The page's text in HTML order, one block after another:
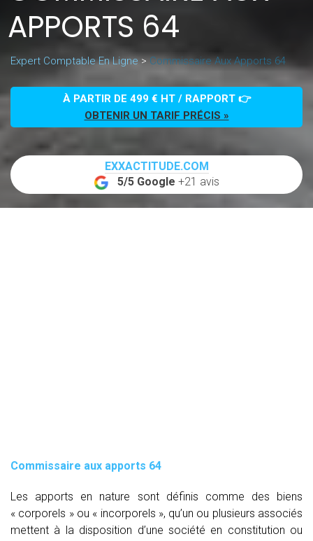
APPORTS 64
Expert Comptable En Ligne>Commissaire Aux Apports 64
À PARTIR DE 499 € HT / RAPPORT 👉
OBTENIR UN TARIF PRÉCIS »
EXXACTITUDE.COM
5/5 Google +21 avis
Commissaire aux apports 64
Les apports en nature sont définis comme des biens
« corporels » ou « incorporels », qu’un ou plusieurs associés
mettent à la disposition d’une société en constitution ou